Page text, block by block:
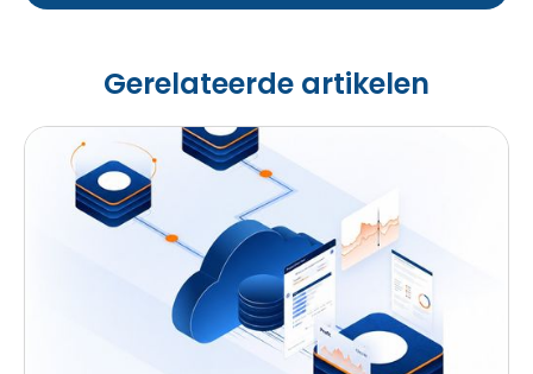
Gerelateerde artikelen